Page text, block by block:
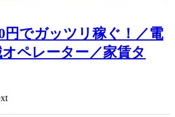
円でガッツリ稼ぐ！／電
ペレーター／家賃タ